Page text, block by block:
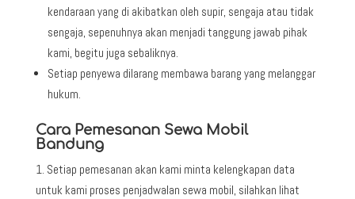
kendaraan yang di akibatkan oleh supir, sengaja atau tidak
sengaja, sepenuhnya akan menjadi tanggung jawab pihak
kami, begitu juga sebaliknya.
Setiap penyewa dilarang membawa barang yang melanggar
hukum.
Cara Pemesanan Sewa Mobil
Bandung
Setiap pemesanan akan kami minta kelengkapan data
untuk kami proses penjadwalan sewa mobil, silahkan lihat